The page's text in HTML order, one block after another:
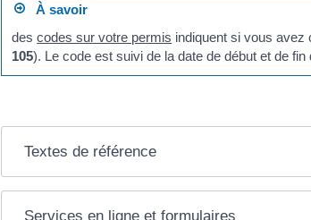
À savoir
descodes sur votre permis indiquent si vous avez
105). Le code est suivi de la date de début et de
Textes de référence
Services en ligne et formulaires